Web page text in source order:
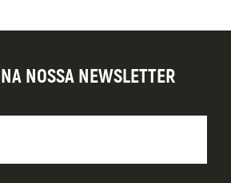
NOSSA NEWSLETTER